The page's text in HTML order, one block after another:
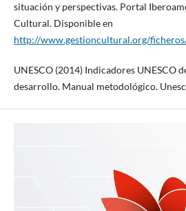
situación y perspectivas. Portal
Cultural. Disponible en
http://www.gestioncultural.org/
UNESCO (2014) Indicadores UNESCO
desarrollo. Manual metodológico.